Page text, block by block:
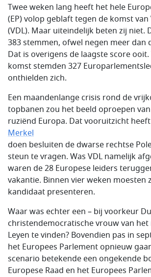
Twee weken lang heeft het hele
(EP) volop geblaft tegen de komst van
(VDL). Maar uiteindelijk beten zij niet.
383 stemmen, ofwel negen meer dan
Dat is overigens de laagste score
komst stemden 327
onthielden zich.
Een maandenlange crisis rond de
topbanen zou het beeld oproepen
ruziënd Europa. Dat vooruitzicht heeft
Merkel
doen besluiten de dwarse rechtse
steun te vragen. Was VDL namelijk
waren de 28 Europese leiders
vakantie. Binnen vier weken moesten
kandidaat presenteren.
Waar was echter een – bij voorkeur
christendemocratische vrouw van het
Leyen te vinden? Bovendien pas in
het Europees Parlement opnieuw
scenario betekende een ongekende
Europese Raad en het Europees